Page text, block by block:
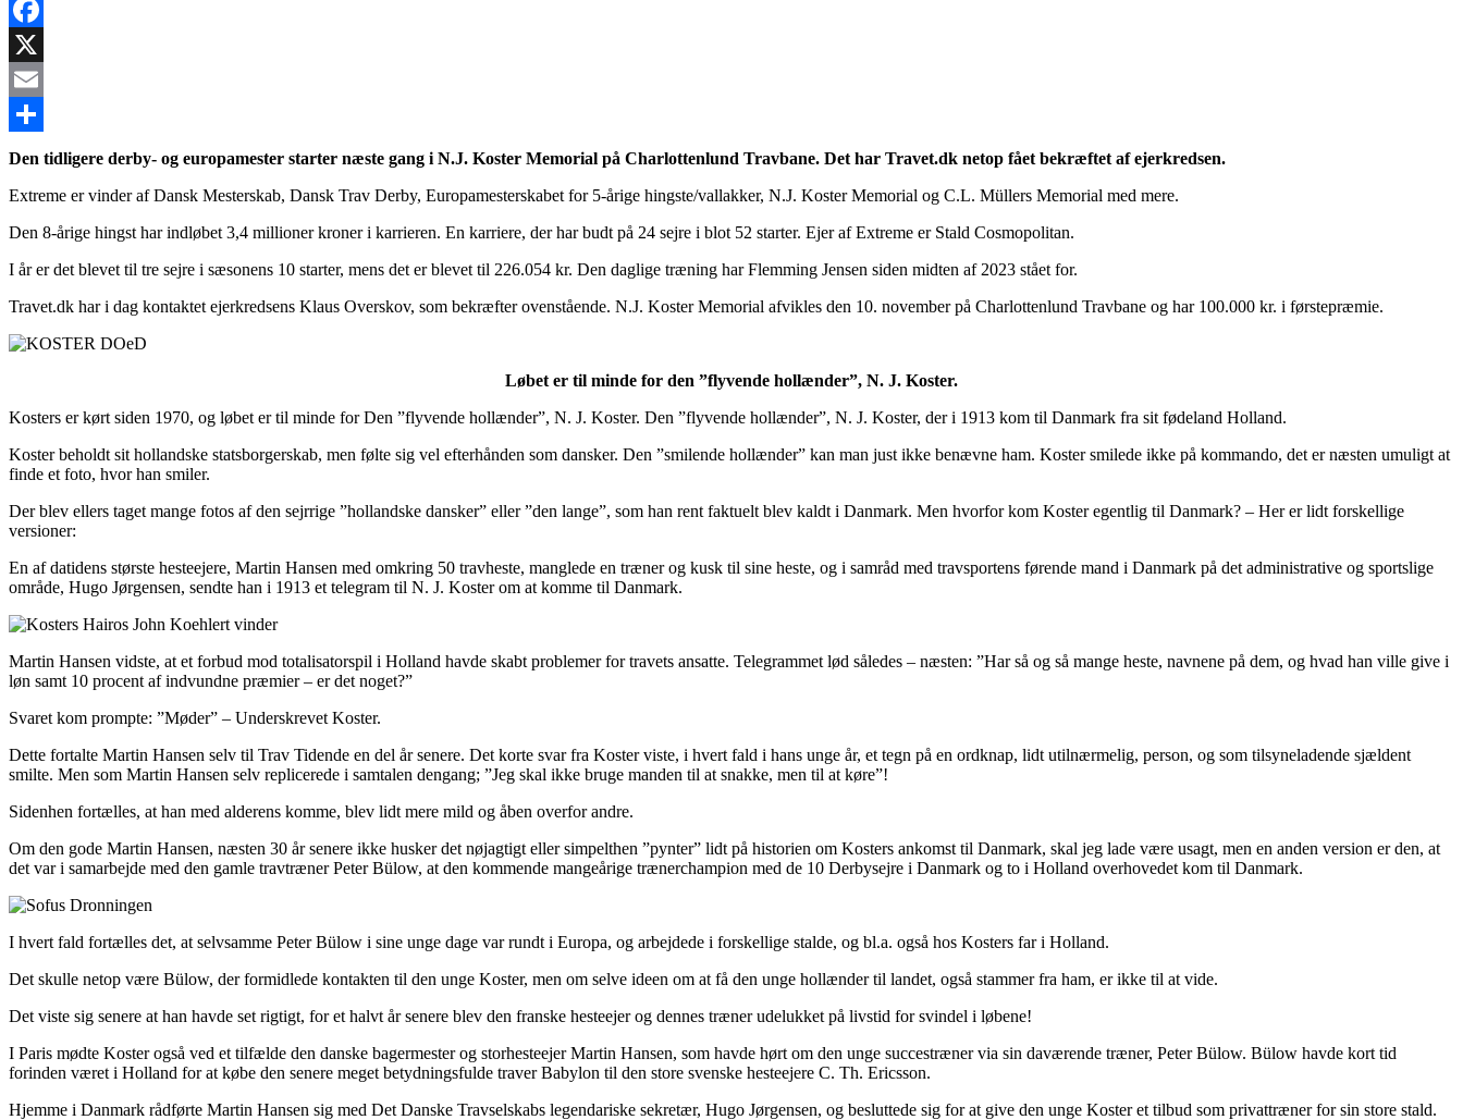
Facebook
X
Email
Share
Den tidligere derby- og europamester starter næste gang i N.J. Koster Memorial på Charlottenlund Travbane. Det har Travet.dk netop fået bekræftet af ejerkredsen.
Extreme er vinder af Dansk Mesterskab, Dansk Trav Derby, Europamesterskabet for 5-årige hingste/vallakker, N.J. Koster Memorial og C.L. Müllers Memorial med mere.
Den 8-årige hingst har indløbet 3,4 millioner kroner i karrieren. En karriere, der har budt på 24 sejre i blot 52 starter. Ejer af Extreme er Stald Cosmopolitan.
I år er det blevet til tre sejre i sæsonens 10 starter, mens det er blevet til 226.054 kr. Den daglige træning har Flemming Jensen siden midten af 2023 stået for.
Travet.dk har i dag kontaktet ejerkredsens Klaus Overskov, som bekræfter ovenstående. N.J. Koster Memorial afvikles den 10. november på Charlottenlund Travbane og har 100.000 kr. i førstepræmie.
Løbet er til minde for den ”flyvende hollænder”, N. J. Koster.
Kosters er kørt siden 1970, og løbet er til minde for Den ”flyvende hollænder”, N. J. Koster. Den ”flyvende hollænder”, N. J. Koster, der i 1913 kom til Danmark fra sit fødeland Holland.
Koster beholdt sit hollandske statsborgerskab, men følte sig vel efterhånden som dansker. Den ”smilende hollænder” kan man just ikke benævne ham. Koster smilede ikke på kommando, det er næsten umuligt at
finde et foto, hvor han smiler.
Der blev ellers taget mange fotos af den sejrrige ”hollandske dansker” eller ”den lange”, som han rent faktuelt blev kaldt i Danmark. Men hvorfor kom Koster egentlig til Danmark? – Her er lidt forskellige
versioner:
En af datidens største hesteejere, Martin Hansen med omkring 50 travheste, manglede en træner og kusk til sine heste, og i samråd med travsportens førende mand i Danmark på det administrative og sportslige
område, Hugo Jørgensen, sendte han i 1913 et telegram til N. J. Koster om at komme til Danmark.
Martin Hansen vidste, at et forbud mod totalisatorspil i Holland havde skabt problemer for travets ansatte. Telegrammet lød således – næsten: ”Har så og så mange heste, navnene på dem, og hvad han ville give i
løn samt 10 procent af indvundne præmier – er det noget?”
Svaret kom prompte: ”Møder” – Underskrevet Koster.
Dette fortalte Martin Hansen selv til Trav Tidende en del år senere. Det korte svar fra Koster viste, i hvert fald i hans unge år, et tegn på en ordknap, lidt utilnærmelig, person, og som tilsyneladende sjældent
smilte. Men som Martin Hansen selv replicerede i samtalen dengang; ”Jeg skal ikke bruge manden til at snakke, men til at køre”!
Sidenhen fortælles, at han med alderens komme, blev lidt mere mild og åben overfor andre.
Om den gode Martin Hansen, næsten 30 år senere ikke husker det nøjagtigt eller simpelthen ”pynter” lidt på historien om Kosters ankomst til Danmark, skal jeg lade være usagt, men en anden version er den, at
det var i samarbejde med den gamle travtræner Peter Bülow, at den kommende mangeårige trænerchampion med de 10 Derbysejre i Danmark og to i Holland overhovedet kom til Danmark.
I hvert fald fortælles det, at selvsamme Peter Bülow i sine unge dage var rundt i Europa, og arbejdede i forskellige stalde, og bl.a. også hos Kosters far i Holland.
Det skulle netop være Bülow, der formidlede kontakten til den unge Koster, men om selve ideen om at få den unge hollænder til landet, også stammer fra ham, er ikke til at vide.
Det viste sig senere at han havde set rigtigt, for et halvt år senere blev den franske hesteejer og dennes træner udelukket på livstid for svindel i løbene!
I Paris mødte Koster også ved et tilfælde den danske bagermester og storhesteejer Martin Hansen, som havde hørt om den unge succestræner via sin daværende træner, Peter Bülow. Bülow havde kort tid
forinden været i Holland for at købe den senere meget betydningsfulde traver Babylon til den store svenske hesteejere C. Th. Ericsson.
Hjemme i Danmark rådførte Martin Hansen sig med Det Danske Travselskabs legendariske sekretær, Hugo Jørgensen, og besluttede sig for at give den unge Koster et tilbud som privattræner for sin store stald.